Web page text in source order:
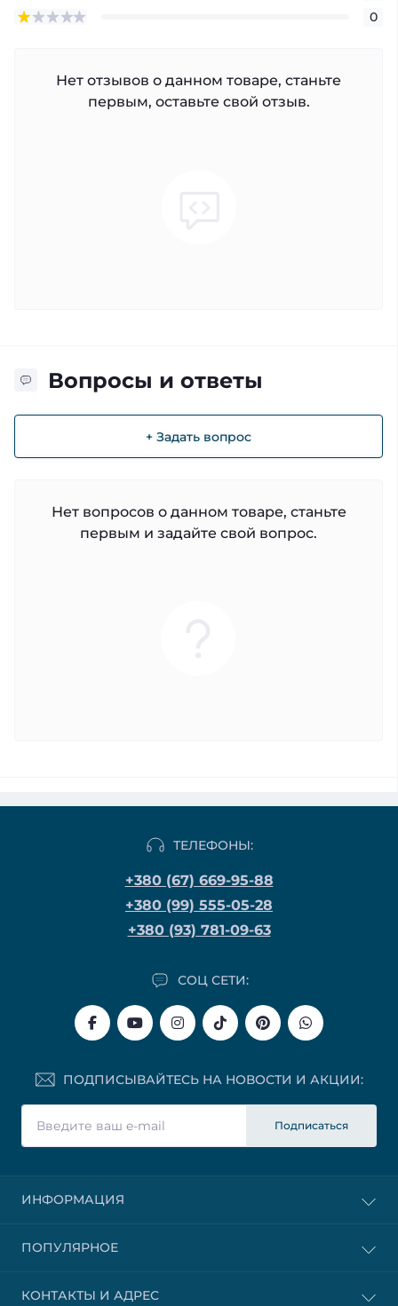
0
Нет отзывов о данном товаре, станьте
первым, оставьте свой отзыв.
Вопросы и ответы
+ Задать вопрос
Нет вопросов о данном товаре, станьте
первым и задайте свой вопрос.
ТЕЛЕФОНЫ:
+380 (67) 669-95-88
+380 (99) 555-05-28
+380 (93) 781-09-63
СОЦ СЕТИ:
ПОДПИСЫВАЙТЕСЬ НА НОВОСТИ И АКЦИИ:
Подписаться
ИНФОРМАЦИЯ
ПОПУЛЯРНОЕ
КОНТАКТЫ И АДРЕС